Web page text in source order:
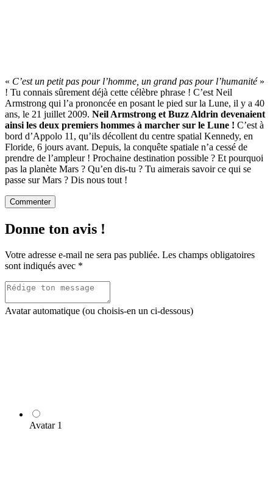
« C’est un petit pas pour l’homme, un grand pas pour l’humanité»
! Tu connais sûrement déjà cette célèbre phrase ! C’est Neil
Armstrong qui l’a prononcée en posant le pied sur la Lune, il y a 40
ans, le 21 juillet 2009. Neil Armstrong et Buzz Aldrin devenaient
ainsi les deux premiers hommes à marcher sur le Lune ! C’est à
bord d’Appolo 11, qu’ils décollent du centre spatial Kennedy, en
Floride, 6 jours avant. Depuis, la conquête spatiale n’a cessé de
prendre de l’ampleur ! Prochaine destination possible ? Et pourquoi
pas la planète Mars ? Qu’en dis-tu ? Tu aimerais savoir ce qui se
passe sur Mars ? Dis nous tout !
Commenter
Donne ton avis !
Votre adresse e-mail ne sera pas publiée. Les champs obligatoires
sont indiqués avec *
Avatar automatique (ou choisis-en un ci-dessous)
Avatar 1